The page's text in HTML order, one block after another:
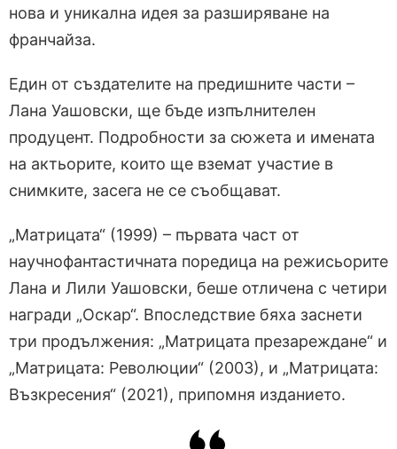
нова и уникална идея за разширяване на
франчайза.
Един от създателите на предишните части –
Лана Уашовски, ще бъде изпълнителен
продуцент. Подробности за сюжета и имената
на актьорите, които ще вземат участие в
снимките, засега не се съобщават.
„Матрицата“ (1999) – първата част от
научнофантастичната поредица на режисьорите
Лана и Лили Уашовски, беше отличена с четири
награди „Оскар“. Впоследствие бяха заснети
три продължения: „Матрицата презареждане“ и
„Матрицата: Революции“ (2003), и „Матрицата:
Възкресения“ (2021), припомня изданието.